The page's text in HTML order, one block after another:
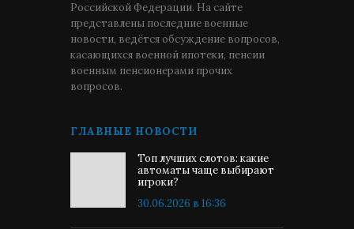
Российской Федерации. На сайте
представлены последние военные
новости, ведётся обсуждение вопросов,
касающихся военной ипотеки, пенсии
военным пенсионерами прочих
вопросов.
ГЛАВНЫЕ НОВОСТИ
Топ лучших слотов: какие
автоматы чаще выбирают
игроки?
30.06.2026 в 16:36